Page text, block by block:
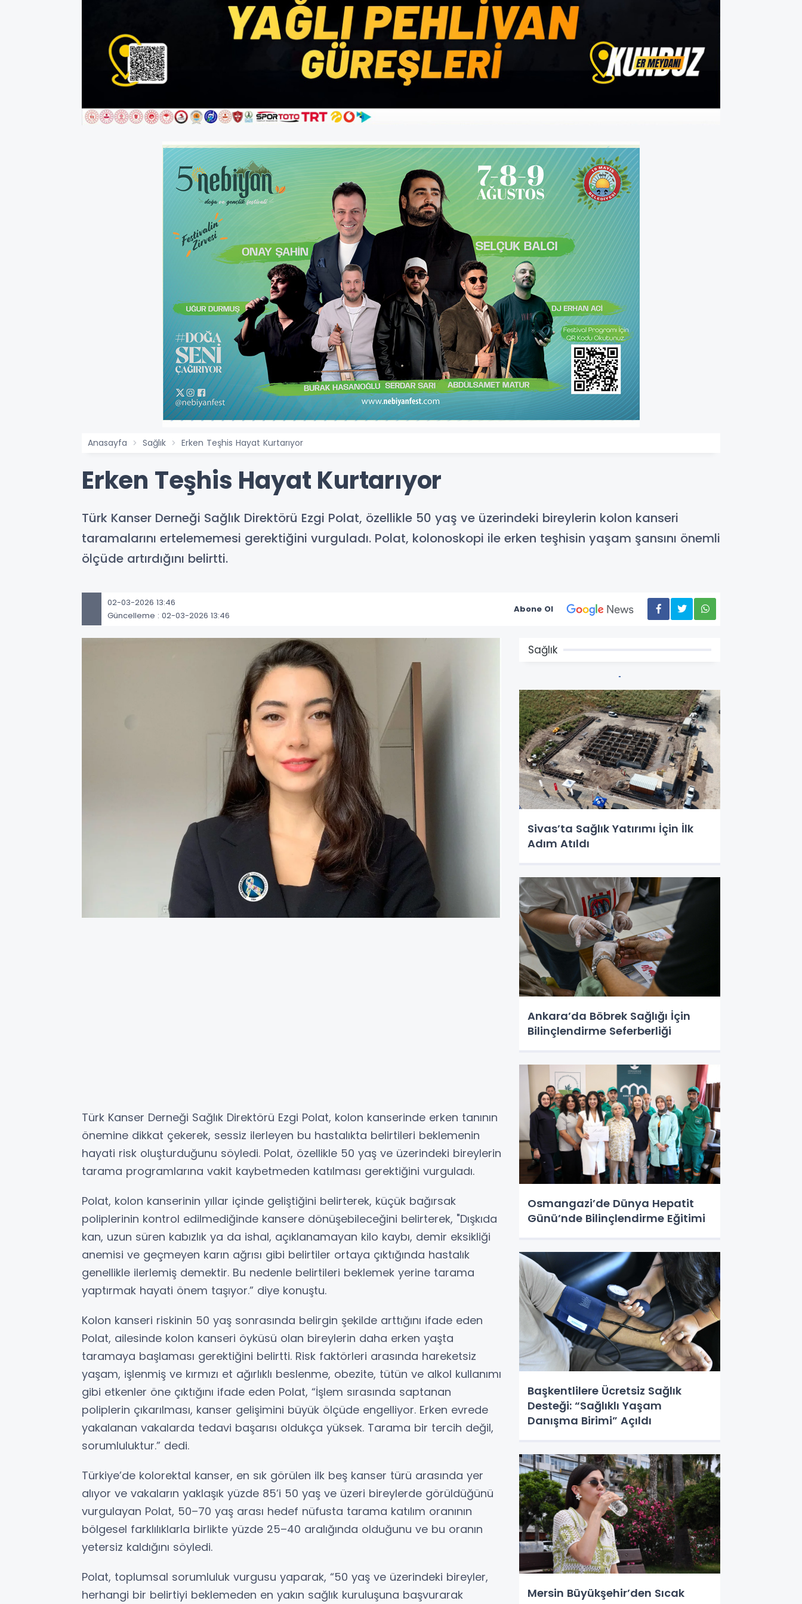
Anasayfa Sağlık Erken Teşhis Hayat Kurtarıyor
Erken Teşhis Hayat Kurtarıyor
Türk Kanser Derneği Sağlık Direktörü Ezgi Polat, özellikle 50 yaş ve üzerindeki bireylerin kolon kanseri
taramalarını ertelememesi gerektiğini vurguladı. Polat, kolonoskopi ile erken teşhisin yaşam şansını önemli
ölçüde artırdığını belirtti.
02-03-2026 13:46
Güncelleme : 02-03-2026 13:46
Abone Ol
Türk Kanser Derneği Sağlık Direktörü Ezgi Polat, kolon kanserinde erken tanının
önemine dikkat çekerek, sessiz ilerleyen bu hastalıkta belirtileri beklemenin
hayati risk oluşturduğunu söyledi. Polat, özellikle 50 yaş ve üzerindeki bireylerin
tarama programlarına vakit kaybetmeden katılması gerektiğini vurguladı.
Polat, kolon kanserinin yıllar içinde geliştiğini belirterek, küçük bağırsak
poliplerinin kontrol edilmediğinde kansere dönüşebileceğini belirterek, "Dışkıda
kan, uzun süren kabızlık ya da ishal, açıklanamayan kilo kaybı, demir eksikliği
anemisi ve geçmeyen karın ağrısı gibi belirtiler ortaya çıktığında hastalık
genellikle ilerlemiş demektir. Bu nedenle belirtileri beklemek yerine tarama
yaptırmak hayati önem taşıyor.” diye konuştu.
Kolon kanseri riskinin 50 yaş sonrasında belirgin şekilde arttığını ifade eden
Polat, ailesinde kolon kanseri öyküsü olan bireylerin daha erken yaşta
taramaya başlaması gerektiğini belirtti. Risk faktörleri arasında hareketsiz
yaşam, işlenmiş ve kırmızı et ağırlıklı beslenme, obezite, tütün ve alkol kullanımı
gibi etkenler öne çıktığını ifade eden Polat, “İşlem sırasında saptanan
poliplerin çıkarılması, kanser gelişimini büyük ölçüde engelliyor. Erken evrede
yakalanan vakalarda tedavi başarısı oldukça yüksek. Tarama bir tercih değil,
sorumluluktur.” dedi.
Türkiye’de kolorektal kanser, en sık görülen ilk beş kanser türü arasında yer
alıyor ve vakaların yaklaşık yüzde 85’i 50 yaş ve üzeri bireylerde görüldüğünü
vurgulayan Polat, 50–70 yaş arası hedef nüfusta tarama katılım oranının
bölgesel farklılıklarla birlikte yüzde 25–40 aralığında olduğunu ve bu oranın
yetersiz kaldığını söyledi.
Polat, toplumsal sorumluluk vurgusu yaparak, “50 yaş ve üzerindeki bireyler,
herhangi bir belirtiyi beklemeden en yakın sağlık kuruluşuna başvurarak
Sağlık
Sivas’ta Sağlık Yatırımı İçin İlk
Adım Atıldı
Ankara’da Böbrek Sağlığı İçin
Bilinçlendirme Seferberliği
Osmangazi’de Dünya Hepatit
Günü’nde Bilinçlendirme Eğitimi
Başkentlilere Ücretsiz Sağlık
Desteği: “Sağlıklı Yaşam
Danışma Birimi” Açıldı
Mersin Büyükşehir’den Sıcak